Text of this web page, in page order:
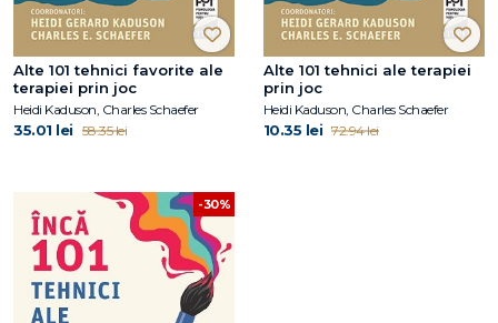
Alte 101 tehnici favorite ale
terapiei prin joc
Heidi Kaduson, Charles Schaefer
35.01 lei 58.35 lei
Alte 101 tehnici ale terapiei
prin joc
Heidi Kaduson, Charles Schaefer
10.35 lei 72.94 lei
-30%